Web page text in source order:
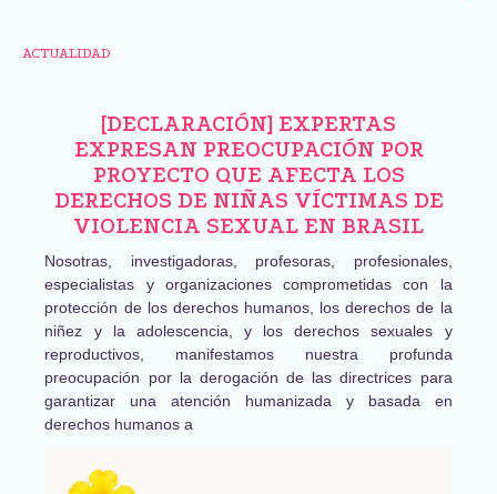
ACTUALIDAD
[DECLARACIÓN] EXPERTAS
EXPRESAN PREOCUPACIÓN POR
PROYECTO QUE AFECTA LOS
DERECHOS DE NIÑAS VÍCTIMAS DE
VIOLENCIA SEXUAL EN BRASIL
Nosotras, investigadoras, profesoras, profesionales,
especialistas y organizaciones comprometidas con la
protección de los derechos humanos, los derechos de la
niñez y la adolescencia, y los derechos sexuales y
reproductivos, manifestamos nuestra profunda
preocupación por la derogación de las directrices para
garantizar una atención humanizada y basada en
derechos humanos a